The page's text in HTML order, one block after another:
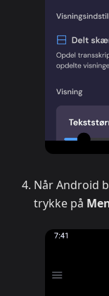
Når Android
trykke på